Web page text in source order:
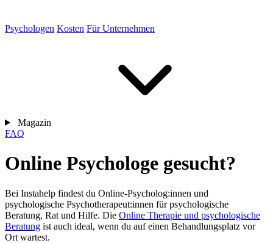
Psychologen Kosten Für Unternehmen
Magazin
FAQ
Online Psychologe gesucht?
Bei Instahelp findest du Online-Psycholog:innen und
psychologische Psychotherapeut:innen für psychologische
Beratung, Rat und Hilfe. Die Online Therapie und psychologische
Beratung ist auch ideal, wenn du auf einen Behandlungsplatz vor
Ort wartest.